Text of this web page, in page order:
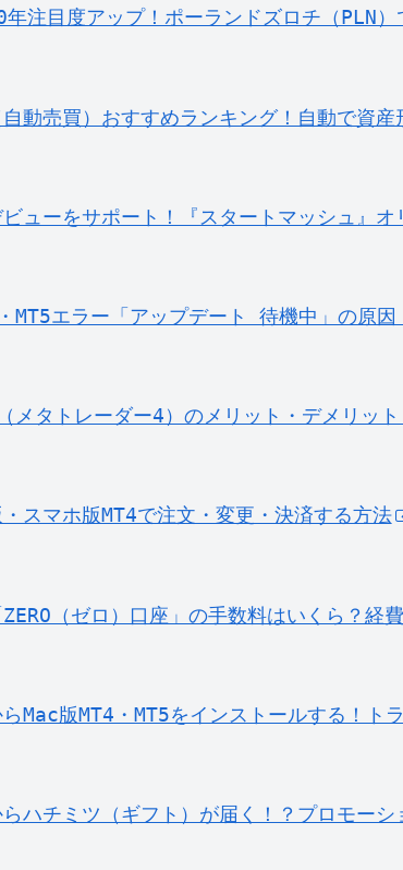
注目度アップ！ポーランドズロチ（PLN）
自動売買）おすすめランキング！自動で資産
ビューをサポート！『スタートマッシュ』
MT5エラー「アップデート 待機中」の原因
メタトレーダー4）のメリット・デメリッ
・スマホ版MT4で注文・変更・決済する方法
ZERO（ゼロ）口座」の手数料はいくら？経
らMac版MT4・MT5をインストールする！ト
らハチミツ（ギフト）が届く！？プロモーシ